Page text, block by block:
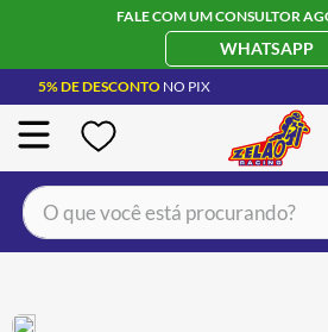
FALE COM UM CONSULTOR
WHATSAPP
5% DE DESCONTO NO PIX
O que você está procurando?